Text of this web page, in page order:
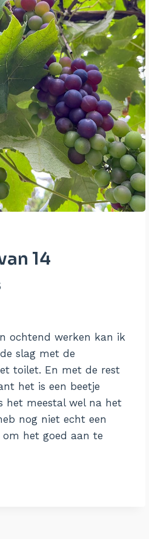
14
ochtend werken kan ik
slag met de
toilet. En met de rest
het is een beetje
het meestal wel na het
nog niet echt een
het goed aan te